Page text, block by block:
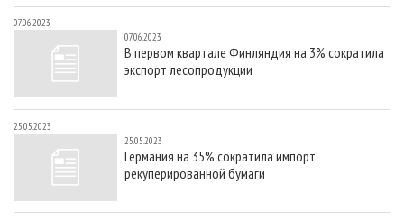
07.06.2023
07.06.2023
В первом квартале Финляндия на 3% сократила
экспорт лесопродукции
25.05.2023
25.05.2023
Германия на 35% сократила импорт
рекуперированной бумаги